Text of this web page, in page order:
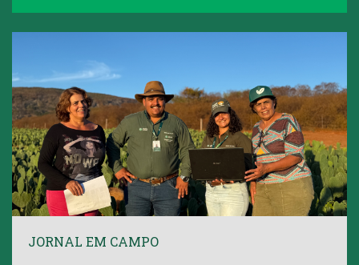
JORNAL EM CAMPO